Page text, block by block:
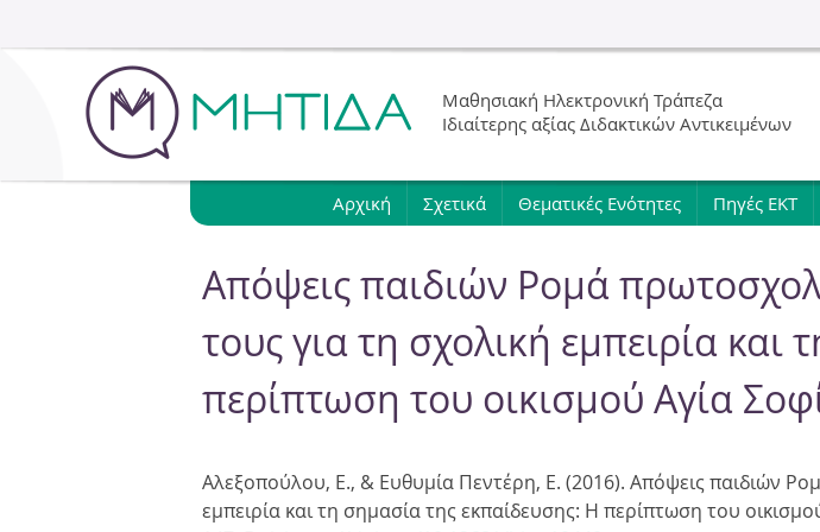
Jump to
Μαθησιακή Ηλεκτρονική Τράπεζα
Ιδιαίτερης αξίας Διδακτικών Αντικειμένων
Αρχική Σχετικά Θεματικές Ενότητες Πηγές ΕΚΤ
Απόψεις παιδιών Ρομά
τους για τη σχολική εμπειρία
περίπτωση του οικισμού Αγία
Αλεξοπούλου, Ε., & Ευθυμία Πεντέρη, Ε. (2016). Απόψεις παιδιών
εμπειρία και τη σημασία της εκπαίδευσης: Η περίπτωση του